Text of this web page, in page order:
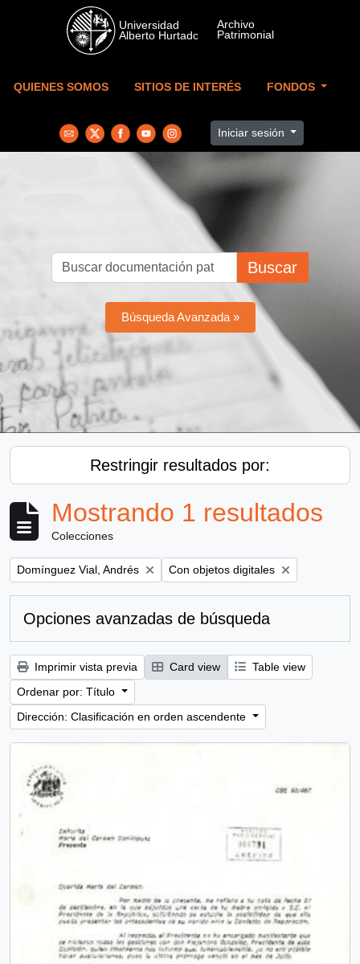
Skip to main content
QUIENES SOMOS SITIOS DE INTERÉS FONDOS
Iniciar sesión
Buscar
Búsqueda Avanzada »
Restringir resultados por:
Mostrando 1 resultados
Colecciones
Remove filter:
Domínguez Vial, Andrés Remove filter:
Con objetos digitales
Opciones avanzadas de búsqueda
Imprimir vista previa Card view
Table view
Ordenar por: Título
Dirección: Clasificación en orden ascendente